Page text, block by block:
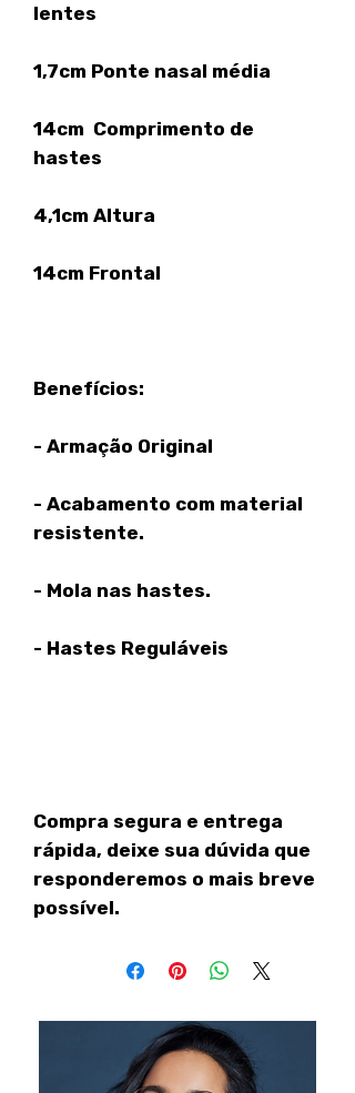
lentes
1,7cm Ponte nasal média
14cm Comprimento de
hastes
4,1cm Altura
14cm Frontal
Benefícios:
- Armação Original
- Acabamento com material
resistente.
- Mola nas hastes.
- Hastes Reguláveis
Compra segura e entrega
rápida, deixe sua dúvida que
responderemos o mais breve
possível.